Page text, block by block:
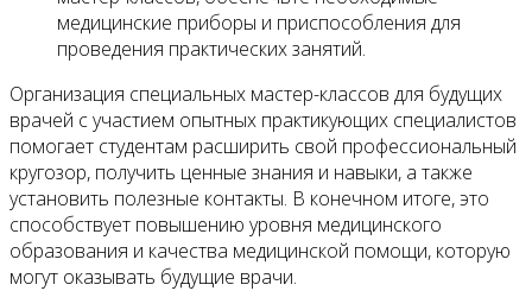
медицинские приборы и приспособления для
проведения практических занятий.
Организация специальных мастер-классов для будущих
врачей с участием опытных практикующих специалистов
помогает студентам расширить свой профессиональный
кругозор, получить ценные знания и навыки, а также
установить полезные контакты. В конечном итоге, это
способствует повышению уровня медицинского
образования и качества медицинской помощи, которую
могут оказывать будущие врачи.